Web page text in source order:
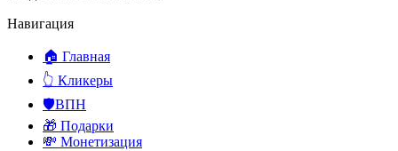
Навигация
🏠 Главная
👆 Кликеры
🛡️ВПН
🎁 Подарки
💸 Монетизация